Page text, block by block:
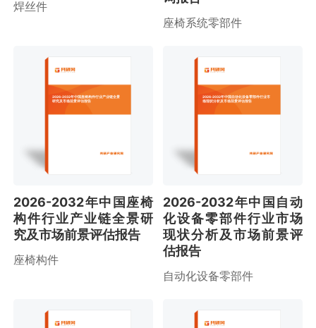
焊丝件
座椅系统零部件
2026-2032年中国座椅构件行业产业链全景
研究及市场前景评估报告
2026-2032年中国座椅
构件行业产业链全景研
究及市场前景评估报告
座椅构件
2026-2032年中国自动化设备零部件行业市
场现状分析及市场前景评估报告
2026-2032年中国自动
化设备零部件行业市场
现状分析及市场前景评
估报告
自动化设备零部件